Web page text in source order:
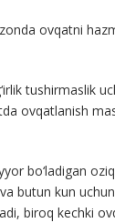
ovqatni
tushirmaslik
ovqatlanish
bo‘ladigan
butun kun
biroq kechki